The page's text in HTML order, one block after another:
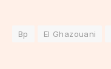
Bp El Ghazouani